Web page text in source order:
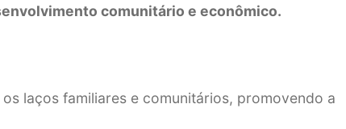
comunitário e econômico.
laços familiares e comunitários, promovendo a